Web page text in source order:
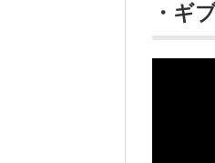
・ギ